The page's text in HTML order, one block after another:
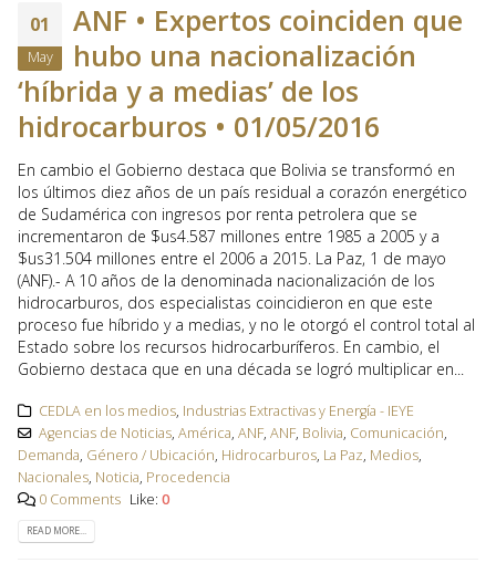
01
May
ANF • Expertos coinciden que
hubo una nacionalización
‘híbrida y a medias’ de los
hidrocarburos • 01/05/2016
En cambio el Gobierno destaca que Bolivia se transformó en
los últimos diez años de un país residual a corazón energético
de Sudamérica con ingresos por renta petrolera que se
incrementaron de $us4.587 millones entre 1985 a 2005 y a
$us31.504 millones entre el 2006 a 2015. La Paz, 1 de mayo
(ANF).- A 10 años de la denominada nacionalización de los
hidrocarburos, dos especialistas coincidieron en que este
proceso fue híbrido y a medias, y no le otorgó el control total al
Estado sobre los recursos hidrocarburíferos. En cambio, el
Gobierno destaca que en una década se logró multiplicar en...
CEDLA en los medios, Industrias Extractivas y Energía - IEYE
Agencias de Noticias, América, ANF, ANF, Bolivia, Comunicación,
Demanda, Género / Ubicación, Hidrocarburos, La Paz, Medios,
Nacionales, Noticia, Procedencia
0 Comments Like: 0
READ MORE...